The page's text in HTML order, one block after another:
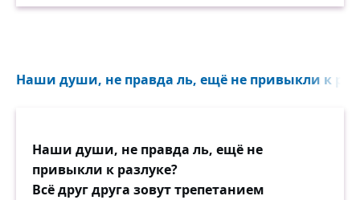
Наши души, не правда ль, ещё не привыкли к
Наши души, не правда ль, ещё не
привыкли к разлуке?
Всё друг друга зовут трепетанием